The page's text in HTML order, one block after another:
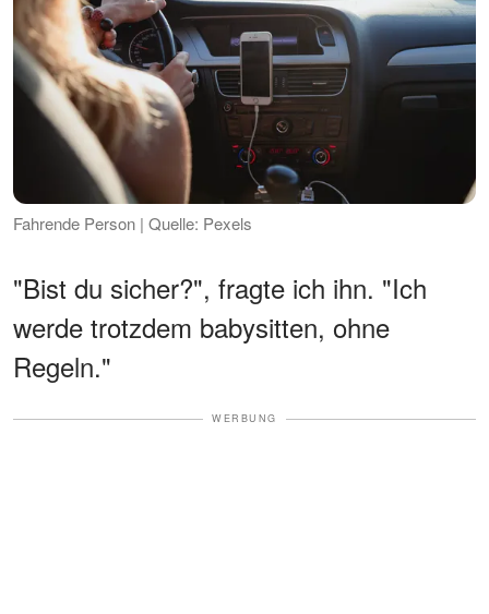
Fahrende Person | Quelle: Pexels
"Bist du sicher?", fragte ich ihn. "Ich
werde trotzdem babysitten, ohne
Regeln."
WERBUNG